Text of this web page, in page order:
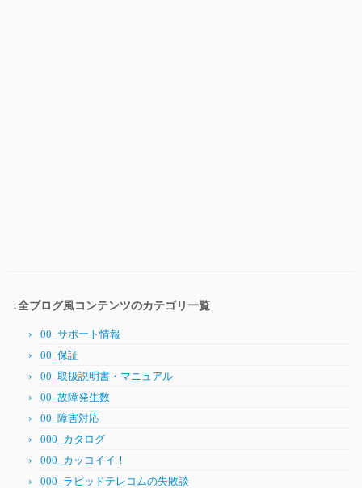
↓全ブログ風コンテンツのカテゴリ一覧
00_サポート情報
00_保証
00_取扱説明書・マニュアル
00_故障発生数
00_障害対応
000_カタログ
000_カッコイイ！
000_ラピッドテレコムの失敗談